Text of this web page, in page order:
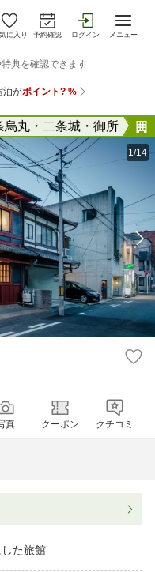
に入り 予約確認 ログイン メニュー
烏丸・二条城・御所
1/14
真 クーポン クチコミ
た旅館